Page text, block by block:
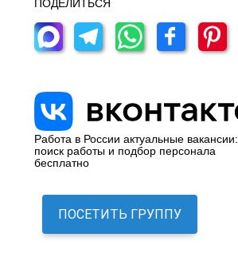
ПОДЕЛИТЬСЯ
Работа в России актуальные вакансии:
поиск работы и подбор персонала
бесплатно
ПОСЕТИТЬ ГРУППУ